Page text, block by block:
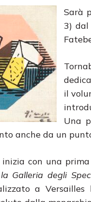
Sarà
3) dal
il
Una
anche da un
inizia con una
Galleria degli
a